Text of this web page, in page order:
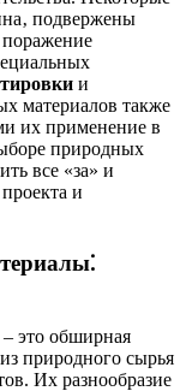
подвержены
поражение
и
материалов также
их применение в
природных
все «за» и
и
это обширная
природного сырья
Их разнообразие